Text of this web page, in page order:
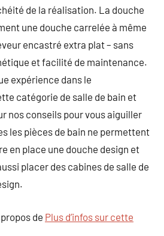
de la réalisation. La douche
une douche carrelée à même
encastré extra plat – sans
et facilité de maintenance.
expérience dans le
catégorie de salle de bain et
nos conseils pour vous aiguiller
les pièces de bain ne permettent
en place une douche design et
placer des cabines de salle de
de Plus d’infos sur cette